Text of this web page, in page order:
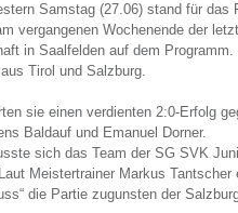
Samstag (27.06) stand für das
vergangenen Wochenende der
in Saalfelden auf dem
Tirol und Salzburg.
sie einen verdienten 2:0-Erfolg
Baldauf und Emanuel Dorner.
sich das Team der SG SVK
Meistertrainer Markus Tantscher
die Partie zugunsten der